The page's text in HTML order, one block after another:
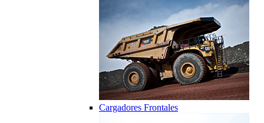
Cargadores Frontales